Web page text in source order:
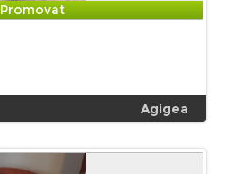
Promovat
Agigea